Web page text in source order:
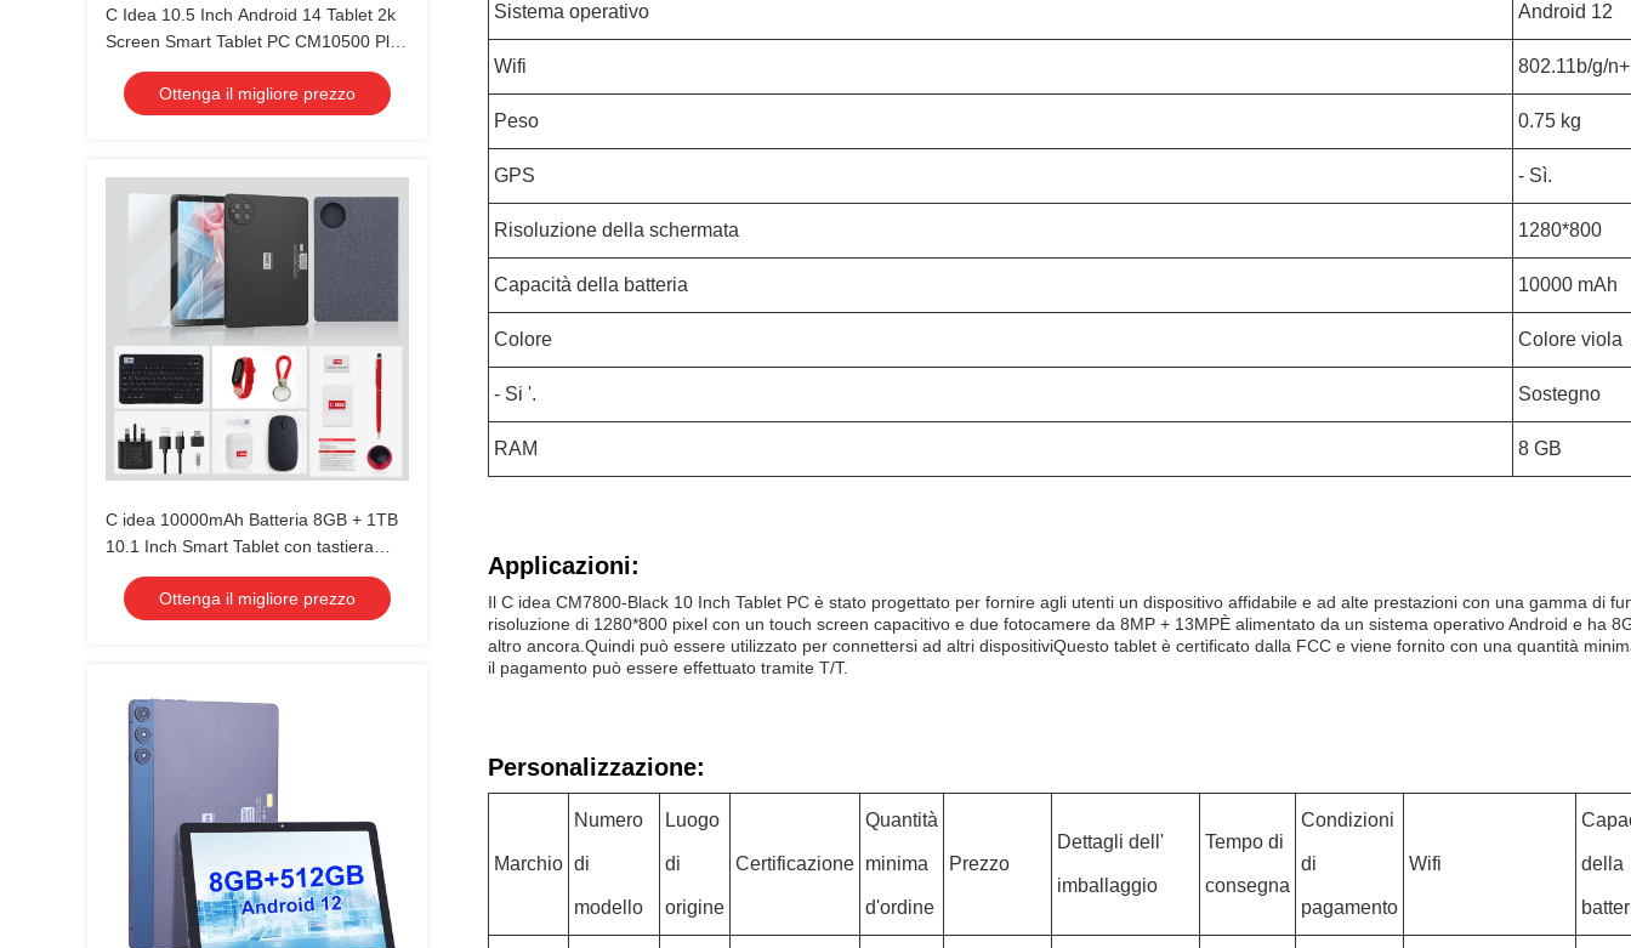
C Idea 10.5 Inch Android 14 Tablet 2k
Screen Smart Tablet PC CM10500 Plus
Ottenga il migliore prezzo
C idea 10000mAh Batteria 8GB + 1TB
10.1 Inch Smart Tablet con tastiera
Bluetooth CM8800pLUS
Ottenga il migliore prezzo
Sistema operativo Android 12
Wifi 802.11b/g/
Peso 0.75 kg
GPS - Sì.
Risoluzione della schermata 1280*800
Capacità della batteria 10000 mAh
Colore Colore viola
- Si '. Sostegno
RAM 8 GB
Applicazioni:
Il C idea CM7800-Black 10 Inch Tablet PC è stato progettato per fornire agli utenti un dispositivo affidabile e ad alte prestazioni con una gamma di
risoluzione di 1280*800 pixel con un touch screen capacitivo e due fotocamere da 8MP + 13MPÈ alimentato da un sistema operativo Android e ha
altro ancora.Quindi può essere utilizzato per connettersi ad altri dispositiviQuesto tablet è certificato dalla FCC e viene fornito con una quantità
il pagamento può essere effettuato tramite T/T.
Personalizzazione:
Marchio
Numero
di
modello
Luogo
di
origine
Certificazione
Quantità
minima
d'ordine
Prezzo
Dettagli dell'
imballaggio
Tempo di
consegna
Condizioni
di
pagamento
Wifi della